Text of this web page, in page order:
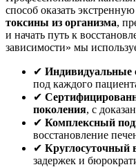
способ оказать
токсины из организма,
и начать путь к
зависимости» мы
✔ Индивидуальные
под каждого
✔
поколения, с
✔ Комплексный
восстановление
✔ Круглосуточный
задержек и